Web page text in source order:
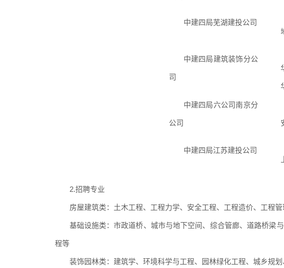
中建四局芜湖建投公司
中建四局建筑装饰分公
司
中建四局六公司南京分
公司
中建四局江苏建投公司
2.招聘专业
房屋建筑类：土木工程、工程力学、安全工程、工程造价、工程
基础设施类：市政道桥、城市与地下空间、综合管廊、道路桥梁
程等
装饰园林类：建筑学、环境科学与工程、园林绿化工程、 城乡规划